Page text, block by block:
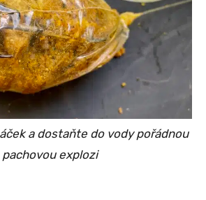
a dostaňte do vody pořádnou
pachovou explozi